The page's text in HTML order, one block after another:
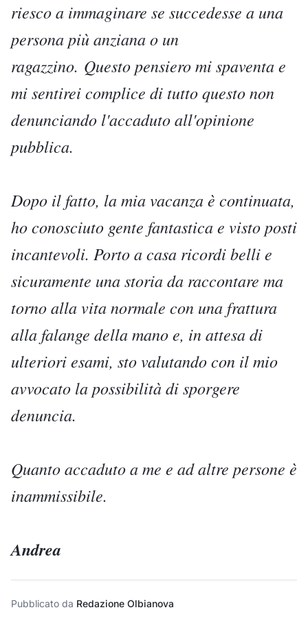
riesco a immaginare se succedesse a una
persona più anziana o un
ragazzino. Questo pensiero mi spaventa e
mi sentirei complice di tutto questo non
denunciando l'accaduto all'opinione
pubblica.
Dopo il fatto, la mia vacanza è continuata,
ho conosciuto gente fantastica e visto posti
incantevoli. Porto a casa ricordi belli e
sicuramente una storia da raccontare ma
torno alla vita normale con una frattura
alla falange della mano e, in attesa di
ulteriori esami, sto valutando con il mio
avvocato la possibilità di sporgere
denuncia.
Quanto accaduto a me e ad altre persone è
inammissibile.
Andrea
Pubblicato da Redazione Olbianova